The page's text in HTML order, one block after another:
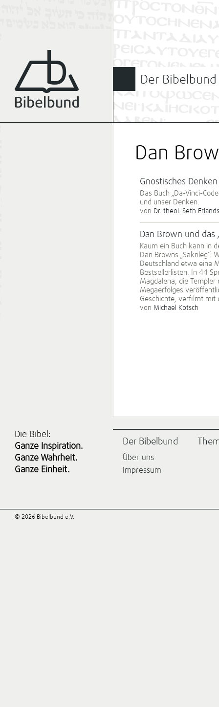
Der Bibelbund
Dan
Gnostisches
Das Buch „Da-Vinci-
und unser Denken.
von Dr. theol. Seth
Dan Brown und das
Kaum ein Buch kann in
Dan Browns
Deutschland etwa eine
Bestsellerlisten. In 44
Magdalena, die Templer
Megaerfolges
Geschichte, verfilmt mit
von Michael Kotsch
Die Bibel:
Ganze Inspiration.
Ganze Wahrheit.
Ganze Einheit.
Der Bibelbund
Über uns
Impressum
© 2026 Bibelbund e.V.